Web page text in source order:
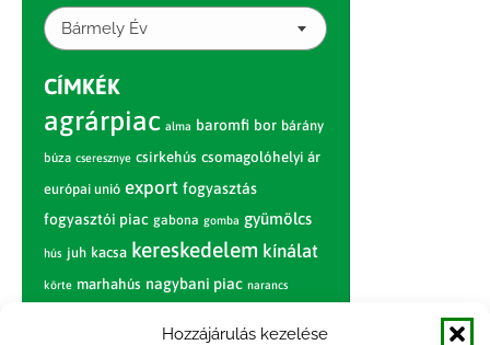
Hozzájárulás kezelése
Bármely Év
CÍMKÉK
agrárpiac alma baromfi bor bárány
búza cseresznye csirkehús csomagolóhelyi ár
európai unió export fogyasztás
fogyasztói piac gabona gomba gyümölcs
hús juh kacsa kereskedelem kínálat
körte marhahús nagybani piac narancs